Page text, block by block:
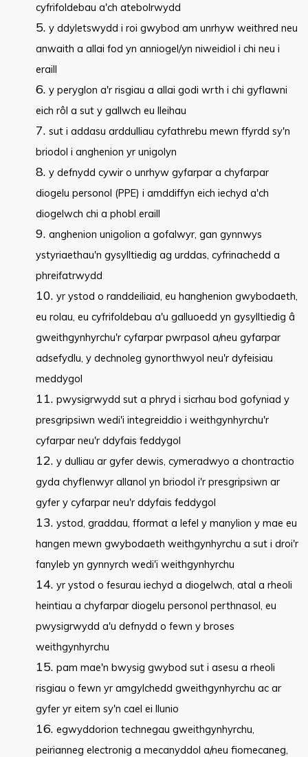
cyfrifoldebau a'ch atebolrwydd
y ddyletswydd i roi gwybod am unrhyw weithred neu
anwaith a allai fod yn anniogel/yn niweidiol i chi neu i
eraill
y peryglon a'r risgiau a allai godi wrth i chi gyflawni
eich rôl a sut y gallwch eu lleihau
sut i addasu arddulliau cyfathrebu mewn ffyrdd sy'n
briodol i anghenion yr unigolyn
y defnydd cywir o unrhyw gyfarpar a chyfarpar
diogelu personol (PPE) i amddiffyn eich iechyd a'ch
diogelwch chi a phobl eraill
anghenion unigolion a gofalwyr, gan gynnwys
ystyriaethau'n gysylltiedig ag urddas, cyfrinachedd a
phreifatrwydd
yr ystod o randdeiliaid, eu hanghenion gwybodaeth,
eu rolau, eu cyfrifoldebau a'u galluoedd yn gysylltiedig â
gweithgynhyrchu'r cyfarpar pwrpasol a/neu gyfarpar
adsefydlu, y dechnoleg gynorthwyol neu'r dyfeisiau
meddygol
pwysigrwydd sut a phryd i sicrhau bod gofyniad y
presgripsiwn wedi'i integreiddio i weithgynhyrchu'r
cyfarpar neu'r ddyfais feddygol
y dulliau ar gyfer dewis, cymeradwyo a chontractio
gyda chyflenwyr allanol yn briodol i'r presgripsiwn ar
gyfer y cyfarpar neu'r ddyfais feddygol
ystod, graddau, fformat a lefel y manylion y mae eu
hangen mewn gwybodaeth weithgynhyrchu a sut i droi'r
fanyleb yn gynnyrch wedi'i weithgynhyrchu
yr ystod o fesurau iechyd a diogelwch, atal a rheoli
heintiau a chyfarpar diogelu personol perthnasol, eu
pwysigrwydd a'u defnydd o fewn y broses
weithgynhyrchu
pam mae'n bwysig gwybod sut i asesu a rheoli
risgiau o fewn yr amgylchedd gweithgynhyrchu ac ar
gyfer yr eitem sy'n cael ei llunio
egwyddorion technegau gweithgynhyrchu,
peirianneg electronig a mecanyddol a/neu fiomecaneg,